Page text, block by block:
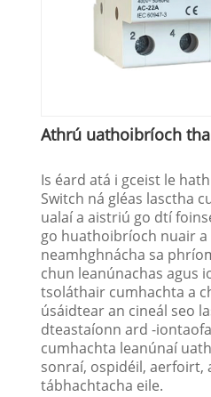
Athrú uathoibríoch
Is éard atá i gceist le
Switch ná gléas lasctha
ualaí a aistriú go dtí
go huathoibríoch nuair
neamhghnácha sa
chun leanúnachas agus
tsoláthair cumhachta a
úsáidtear an cineál seo
dteastaíonn ard -
cumhachta leanúnaí
sonraí, ospidéil, aerfoirt,
tábhachtacha eile.